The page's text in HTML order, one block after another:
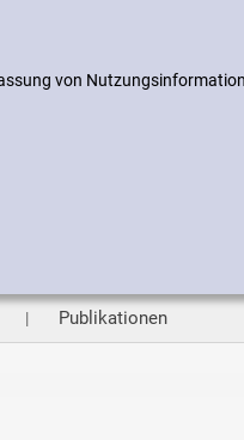
von
Publikationen